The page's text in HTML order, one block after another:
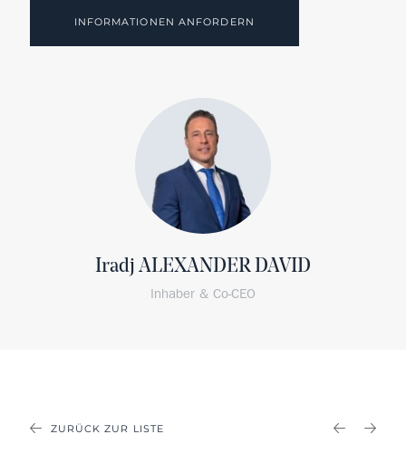
INFORMATIONEN ANFORDERN
Iradj ALEXANDER DAVID
Inhaber & Co-CEO
ZURÜCK ZUR LISTE